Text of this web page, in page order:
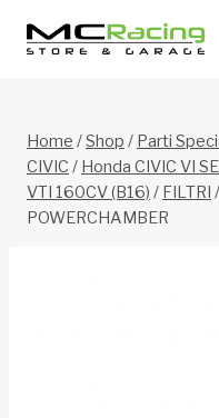
Home /Shop / Parti
CIVIC / Honda CIVIC VI
VTI 160CV (B16) / FILTRI /
POWERCHAMBER